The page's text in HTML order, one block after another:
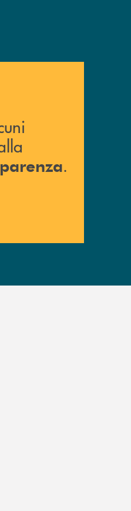
? Vai alla pagina della
.